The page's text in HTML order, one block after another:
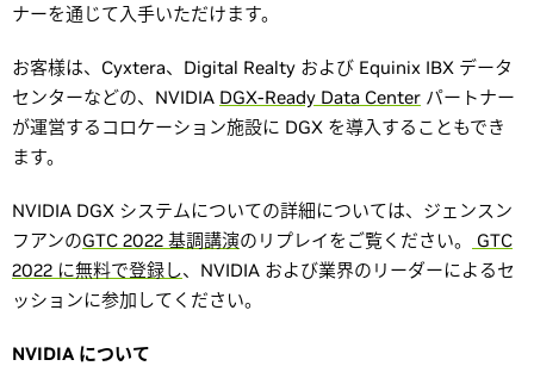
ナーを通じて入手いただけます。
お客様は、Cyxtera、Digital Realty および Equinix IBX データ
センターなどの、NVIDIA DGX-Ready Data Center パートナー
が運営するコロケーション施設に DGX を導入することもでき
ます。
NVIDIA DGX システムについての詳細については、ジェンスン
フアンのGTC 2022 基調講演のリプレイをご覧ください。
GTC
2022 に無料で登録し、NVIDIA および業界のリーダーによるセ
ッションに参加してください。
NVIDIA について